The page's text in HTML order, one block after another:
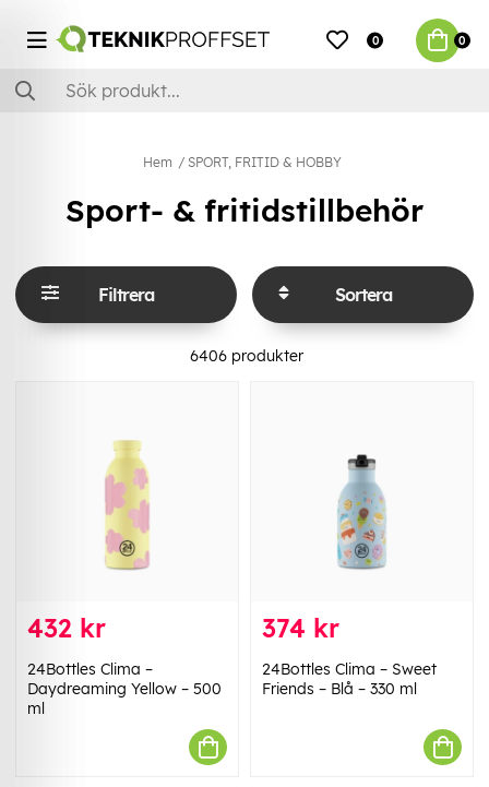
0 0
Hem SPORT, FRITID & HOBBY
Sport- & fritidstillbehör
Filtrera Sortera
6406 produkter
432 kr
24Bottles Clima –
Daydreaming Yellow – 500
ml
374 kr
24Bottles Clima – Sweet
Friends – Blå – 330 ml